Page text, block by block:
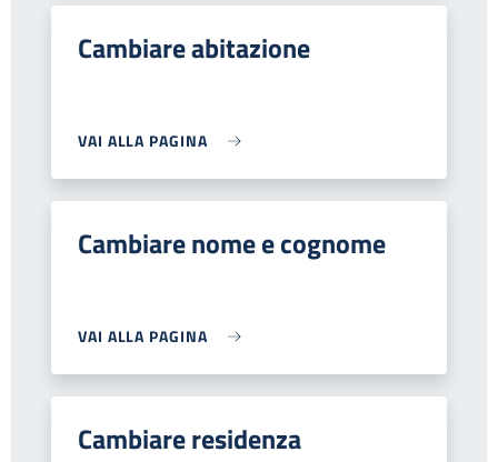
Cambiare abitazione
VAI ALLA PAGINA
Cambiare nome e cognome
VAI ALLA PAGINA
Cambiare residenza